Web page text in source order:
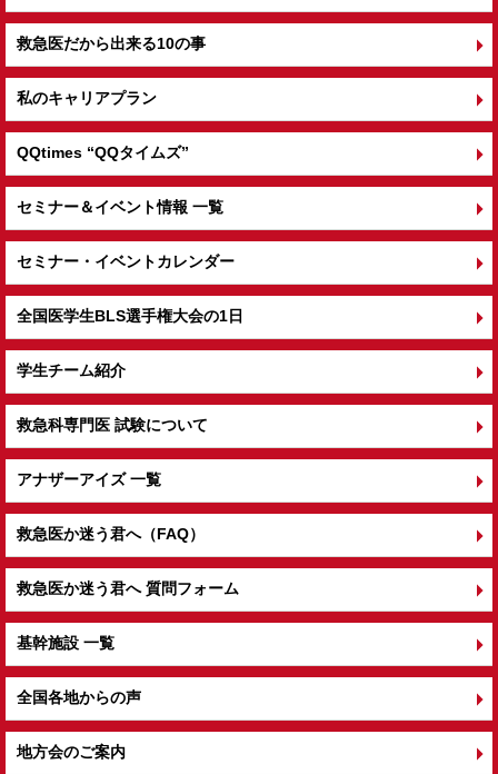
救急医だから出来る10の事
私のキャリアプラン
QQtimes “QQタイムズ”
セミナー＆イベント情報 一覧
セミナー・イベントカレンダー
全国医学生BLS選手権大会の1日
学生チーム紹介
救急科専門医 試験について
アナザーアイズ 一覧
救急医か迷う君へ（FAQ）
救急医か迷う君へ 質問フォーム
基幹施設 一覧
全国各地からの声
地方会のご案内